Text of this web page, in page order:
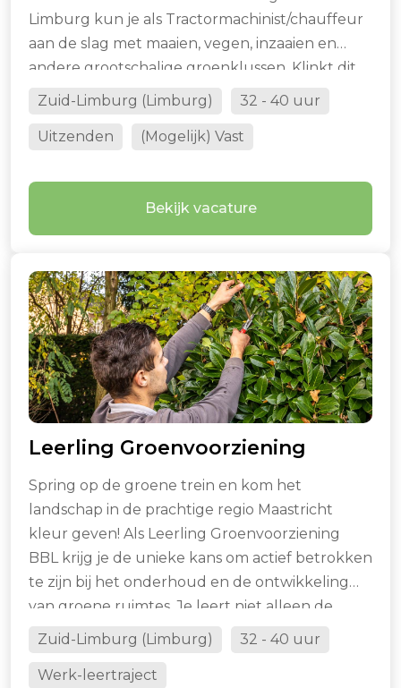
Limburg kun je als Tractormachinist/chauffeur
aan de slag met maaien, vegen, inzaaien en
andere grootschalige groenklussen. Klinkt dit
als een functie voor jou? Lees dan snel verder.
Zuid-Limburg (Limburg) 32 - 40 uur
Uitzenden (Mogelijk) Vast
Bekijk vacature
Leerling Groenvoorziening
Spring op de groene trein en kom het
landschap in de prachtige regio Maastricht
kleur geven! Als Leerling Groenvoorziening
BBL krijg je de unieke kans om actief betrokken
te zijn bij het onderhoud en de ontwikkeling
van groene ruimtes. Je leert niet alleen de
basisprincipes van groenonderhoud, maar ook
omgeving. Jouw inzet draagt direct bij aan het
Zuid-Limburg (Limburg) 32 - 40 uur
Werk-leertraject